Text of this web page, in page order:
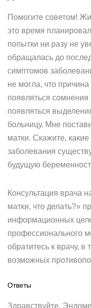
Помогите советом!
это время
попытки ни разу не
обращалась до
симптомов
не могла, что
появляться
появляться
больницу. Мне
матки. Скажите,
заболевания
будущую
Консультация врача
матки, что делать?»
информационных
профессионального
обратитесь к врачу,
возможных
Ответы
Здравствуйте.